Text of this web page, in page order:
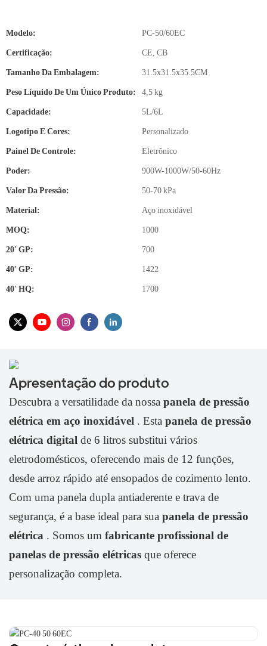
Modelo: PC-50/60EC
Certificação: CE, CB
Tamanho Da Embalagem: 31.5x31.5x35.5CM
Peso Líquido De Um Único Produto: 4,5 kg
Capacidade: 5L/6L
Logotipo E Cores: Personalizado
Painel De Controle: Eletrônico
Poder: 900W-1000W/50-60Hz
Valor Da Pressão: 50-70 kPa
Material: Aço inoxidável
MOQ: 1000
20′ GP: 700
40′ GP: 1422
40′ HQ: 1700
Apresentação do produto
Descubra a versatilidade da nossa panela de pressão
elétrica em aço inoxidável . Esta panela de pressão
elétrica digital de 6 litros substitui vários
eletrodomésticos, oferecendo mais de 12 funções,
desde arroz rápido até ensopados de cozimento lento.
Com uma panela dupla antiaderente e trava de
segurança, é a base ideal para sua panela de pressão
elétrica . Somos um fabricante profissional de
panelas de pressão elétricas que oferece
personalização completa.